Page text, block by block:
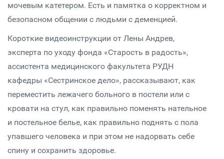
мочевым катетером. Есть и памятка о корректном и
безопасном общении с людьми с деменцией.
Короткие видеоинструкции от Лены Андрев,
эксперта по уходу фонда «Старость в радость»,
ассистента медицинского факультета РУДН
кафедры «Сестринское дело», рассказывают, как
переместить лежачего больного в постели или с
кровати на стул, как правильно поменять нательное
и постельное белье, как правильно поднять с пола
упавшего человека и при этом не надорвать себе
спину и сохранить здоровье.